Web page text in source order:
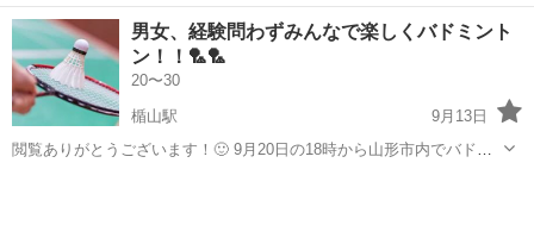
で楽しいですよ！ 未経験経験者問わないので 是非参加してみてくださ
い！
山形 寒河江市 西寒河江駅 バドミントン 男女
男女、経験問わずみんなで楽しくバドミント
ン！！🏸🏸
20〜30
楯山駅
9月13日
閲覧ありがとうございます！🙂 9月20日の18時から山形市内でバドミ